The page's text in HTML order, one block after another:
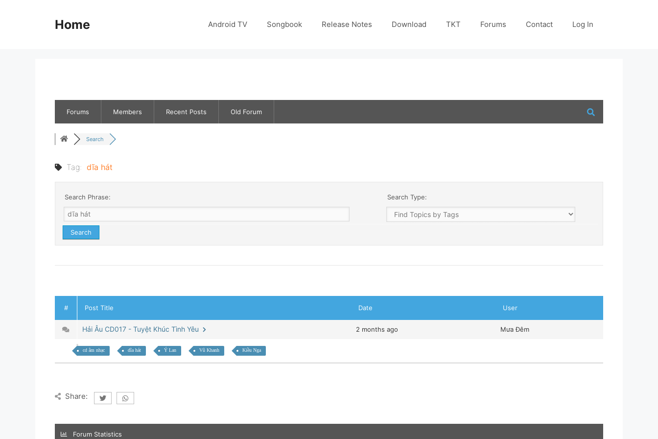
Home Android TV Songbook Release Notes Download TKT Forums Contact Log In
Forums Members Recent Posts Old Forum
Search
Tag: dĩa hát
Search Phrase: Search Type:
# Post Title Date User
Hải Âu CD017 - Tuyệt Khúc Tình Yêu 2 months ago Mưa Đêm
cd âm nhạc dĩa hát Ý Lan Vũ Khanh Kiều Nga
Share:
Forum Statistics